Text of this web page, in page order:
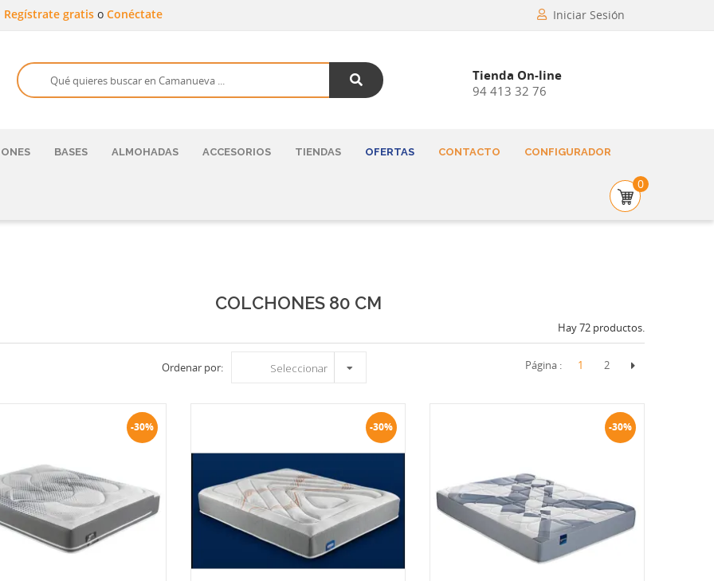
Regístrate gratis o Conéctate Iniciar Sesión
Tienda On-line
94 413 32 76
BASES ALMOHADAS ACCESORIOS TIENDAS OFERTAS CONTACTO CONFIGURADOR
0
COLCHONES 80 CM
Hay 72 productos.
Ordenar por: Seleccionar Página : 1 2
-30% -30% -30%